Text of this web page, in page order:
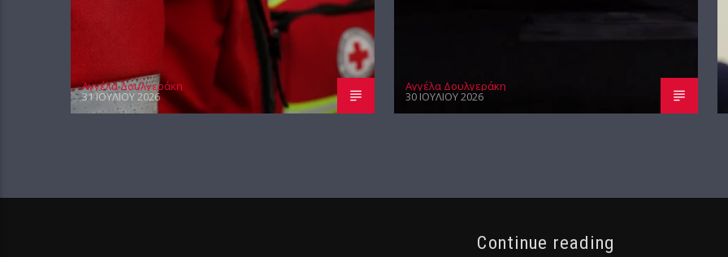
Αγγέλα Δουλγεράκη
31 ΙΟΥΛΊΟΥ 2026
Αγγέλα Δουλγεράκη
30 ΙΟΥΛΊΟΥ 2026
Continue reading